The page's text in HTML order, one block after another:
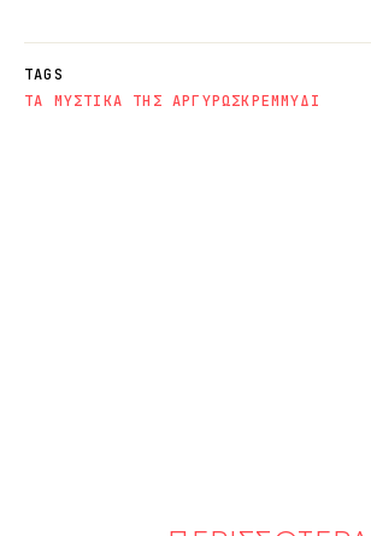
TAGS
ΤΑ ΜΥΣΤΙΚΑ ΤΗΣ ΑΡΓΥΡΩΣΚΡΕΜΜΥΔΙ